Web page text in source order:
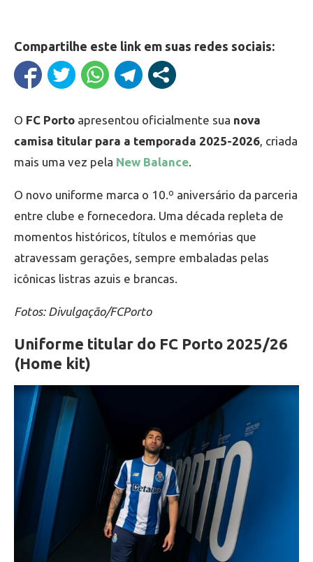
Compartilhe este link em suas redes sociais:
O FC Porto apresentou oficialmente sua nova
camisa titular para a temporada 2025-2026, criada
mais uma vez pela New Balance.
O novo uniforme marca o 10.º aniversário da parceria
entre clube e fornecedora. Uma década repleta de
momentos históricos, títulos e memórias que
atravessam gerações, sempre embaladas pelas
icônicas listras azuis e brancas.
Fotos: Divulgação/FCPorto
Uniforme titular do FC Porto 2025/26
(Home kit)